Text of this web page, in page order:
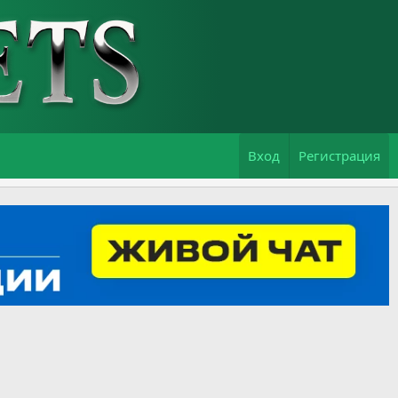
Вход Регистрация